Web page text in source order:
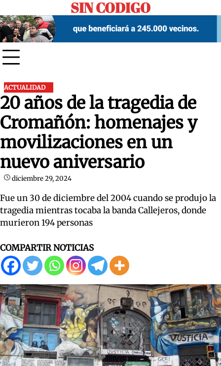
to
content
SIN CODIGO
ACTUALIDAD
20 años de la tragedia de
Cromañón: homenajes y
movilizaciones en un
nuevo aniversario
diciembre 29, 2024
Fue un 30 de diciembre del 2004 cuando se produjo la
tragedia mientras tocaba la banda Callejeros, donde
murieron 194 personas
COMPARTIR NOTICIAS